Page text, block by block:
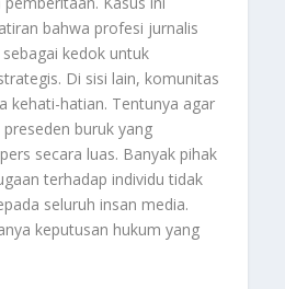
bahwa profesi jurnalis
kedok untuk
Di sisi lain, komunitas
kehati-hatian. Tentunya agar
buruk yang
secara luas. Banyak pihak
terhadap individu tidak
seluruh insan media.
keputusan hukum yang